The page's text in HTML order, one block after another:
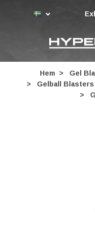
Hem Gel
Gelball Blasters